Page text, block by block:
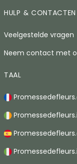
HULP & CONTACTEN
Veelgestelde vragen
Neem contact met
TAAL